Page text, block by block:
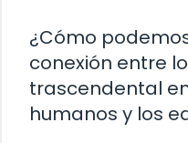
¿Cómo
conexión entre
trascendental
humanos y los